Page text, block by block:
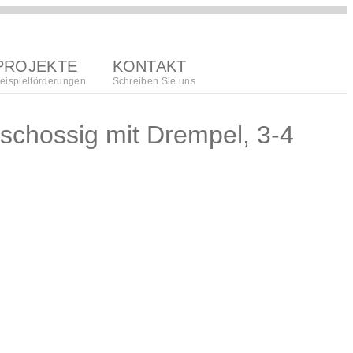
KONTAKT
Schreiben Sie uns
mit Drempel, 3-4